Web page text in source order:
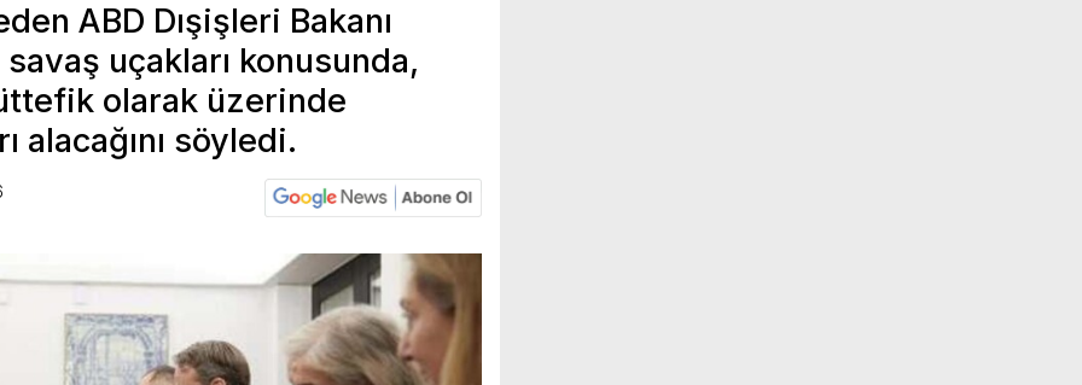
ABD Dışişleri Bakanı
uçakları konusunda,
olarak üzerinde
alacağını söyledi.